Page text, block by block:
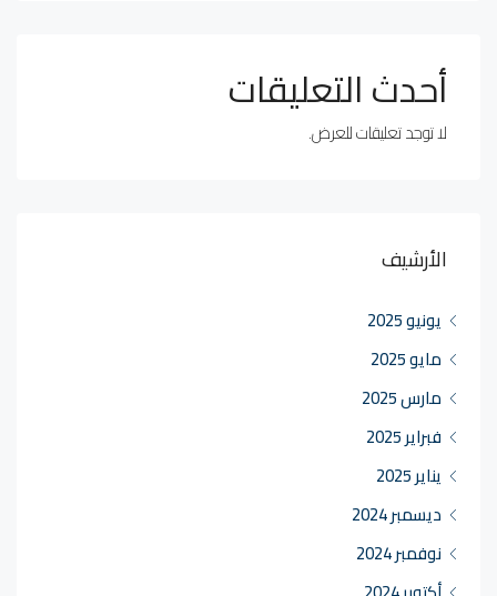
أحدث التعليقات
لا توجد تعليقات للعرض.
الأرشيف
يونيو 2025
مايو 2025
مارس 2025
فبراير 2025
يناير 2025
ديسمبر 2024
نوفمبر 2024